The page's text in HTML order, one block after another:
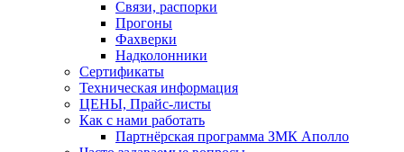
Связи, распорки
Прогоны
Фахверки
Надколонники
Сертификаты
Техническая информация
ЦЕНЫ, Прайс-листы
Как с нами работать
Партнёрская программа ЗМК Аполло